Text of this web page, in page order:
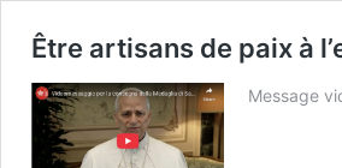
Être artisans de paix à
Message